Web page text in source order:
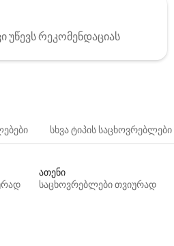
რეკომენდაციას
სხვა ტიპის საცხოვრებლები
ათენი
საცხოვრებლები თვიურად